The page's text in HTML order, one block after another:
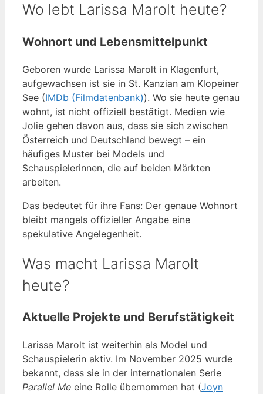
Wo lebt Larissa Marolt heute?
Wohnort und Lebensmittelpunkt
Geboren wurde Larissa Marolt in Klagenfurt,
aufgewachsen ist sie in St. Kanzian am Klopeiner
See (IMDb (Filmdatenbank)). Wo sie heute genau
wohnt, ist nicht offiziell bestätigt. Medien wie
Jolie gehen davon aus, dass sie sich zwischen
Österreich und Deutschland bewegt – ein
häufiges Muster bei Models und
Schauspielerinnen, die auf beiden Märkten
arbeiten.
Das bedeutet für ihre Fans: Der genaue Wohnort
bleibt mangels offizieller Angabe eine
spekulative Angelegenheit.
Was macht Larissa Marolt
heute?
Aktuelle Projekte und Berufstätigkeit
Larissa Marolt ist weiterhin als Model und
Schauspielerin aktiv. Im November 2025 wurde
bekannt, dass sie in der internationalen Serie
Parallel Me eine Rolle übernommen hat (Joyn